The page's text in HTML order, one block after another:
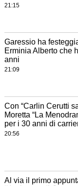
21:15
Garessio ha
Erminia Alberto che
anni
21:09
Con “Carlin Cerutti
Moretta “La
per i 30 anni di
20:56
Al via il primo